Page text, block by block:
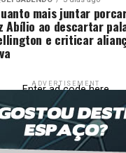
social do Brasil, título
de Influência
II, Virginia Mendes
perto a formação dos
educação pautada em
reais de
o papel da escola
mais juntar
Abílio ao descartar
e criticar
ADVERTISEMENT
Enter ad code here